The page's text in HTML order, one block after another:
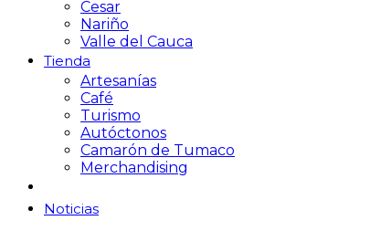
Cesar
Nariño
Valle del Cauca
Tienda
Artesanías
Café
Turismo
Autóctonos
Camarón de Tumaco
Merchandising
Noticias